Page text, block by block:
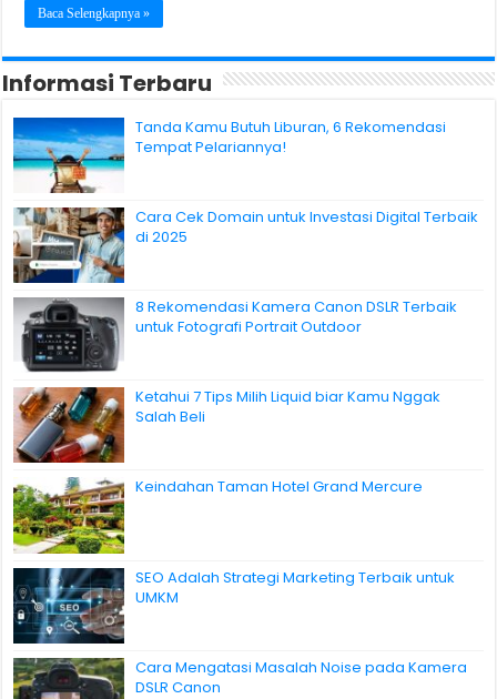
Baca Selengkapnya »
Informasi Terbaru
Tanda Kamu Butuh Liburan, 6 Rekomendasi
Tempat Pelariannya!
Cara Cek Domain untuk Investasi Digital Terbaik
di 2025
8 Rekomendasi Kamera Canon DSLR Terbaik
untuk Fotografi Portrait Outdoor
Ketahui 7 Tips Milih Liquid biar Kamu Nggak
Salah Beli
Keindahan Taman Hotel Grand Mercure
SEO Adalah Strategi Marketing Terbaik untuk
UMKM
Cara Mengatasi Masalah Noise pada Kamera
DSLR Canon